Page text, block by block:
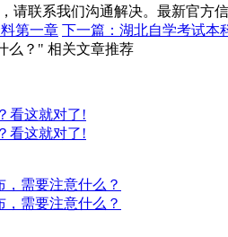
请联系我们沟通解决。最新官方
第一章 下一篇：湖北自学考试本
么？" 相关文章推荐
看这就对了!
看这就对了!
，需要注意什么？
，需要注意什么？